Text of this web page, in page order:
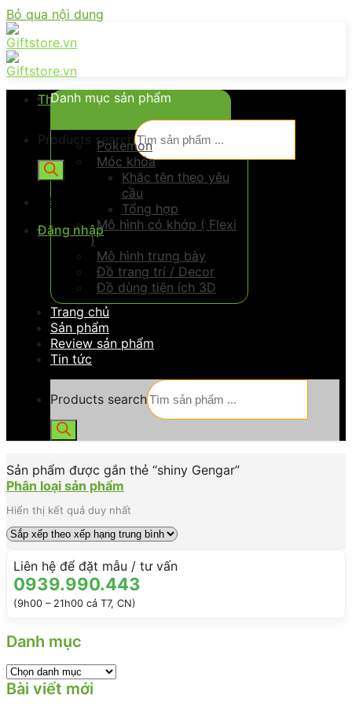
Bỏ qua nội dung
Thực đơn
Products search
Đăng nhập
Đăng nhập
Danh mục sản phẩm
Pokemon
Móc khóa
Khắc tên theo yêu
cầu
Tổng hợp
Mô hình có khớp ( Flexi
)
Mô hình trưng bày
Đồ trang trí / Decor
Đồ dùng tiện ích 3D
Trang chủ
Sản phẩm
Review sản phẩm
Tin tức
Products search
Sản phẩm được gắn thẻ “shiny Gengar”
Phân loại sản phẩm
Hiển thị kết quả duy nhất
Liên hệ để đặt mẫu / tư vấn
0939.990.443
(9h00 – 21h00 cả T7, CN)
Danh mục
Bài viết mới